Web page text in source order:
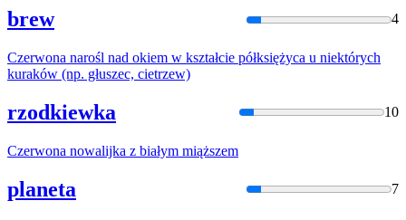
brew 4
Czerwona narośl nad okiem w kształcie półksiężyca u niektórych
kuraków (np. głuszec, cietrzew)
rzodkiewka 10
Czerwona nowalijka z białym miąższem
planeta 7